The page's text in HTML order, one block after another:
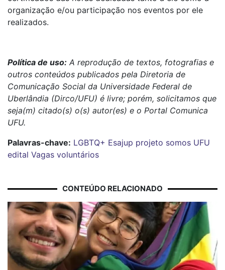
organização e/ou participação nos eventos por ele
realizados.
Política de uso: A reprodução de textos, fotografias e
outros conteúdos publicados pela Diretoria de
Comunicação Social da Universidade Federal de
Uberlândia (Dirco/UFU) é livre; porém, solicitamos que
seja(m) citado(s) o(s) autor(es) e o Portal Comunica
UFU.
Palavras-chave: LGBTQ+ Esajup projeto somos UFU
edital Vagas voluntários
CONTEÚDO RELACIONADO